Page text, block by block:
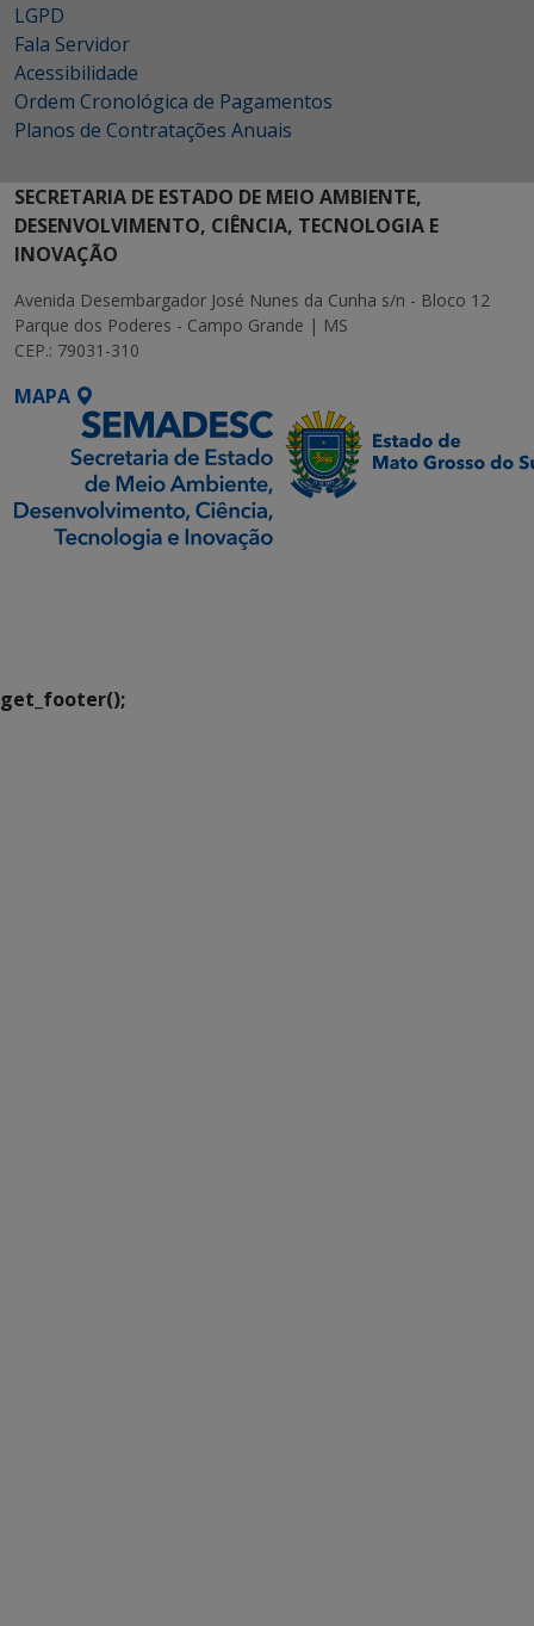
LGPD
Fala Servidor
Acessibilidade
Ordem Cronológica de Pagamentos
Planos de Contratações Anuais
SECRETARIA DE ESTADO DE MEIO AMBIENTE,
DESENVOLVIMENTO, CIÊNCIA, TECNOLOGIA E
INOVAÇÃO
Avenida Desembargador José Nunes da Cunha s/n - Bloco 12
Parque dos Poderes - Campo Grande | MS
CEP.: 79031-310
MAPA
get_footer();